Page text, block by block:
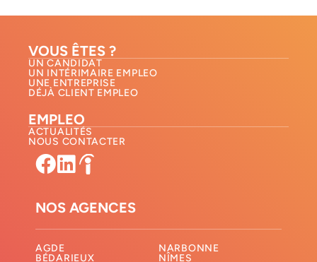
VOUS ÊTES ?
UN CANDIDAT
UN INTÉRIMAIRE EMPLEO
UNE ENTREPRISE
DÉJÀ CLIENT EMPLEO
EMPLEO
ACTUALITÉS
NOUS CONTACTER​
NOS AGENCES
AGDE
BÉDARIEUX
NARBONNE
NÎMES